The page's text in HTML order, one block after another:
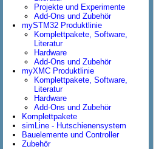
Projekte und Experimente
Add-Ons und Zubehör
mySTM32 Produktlinie
Komplettpakete, Software,
Literatur
Hardware
Add-Ons und Zubehör
myXMC Produktlinie
Komplettpakete, Software,
Literatur
Hardware
Add-Ons und Zubehör
Komplettpakete
simLine - Hutschienensystem
Bauelemente und Controller
Zubehör